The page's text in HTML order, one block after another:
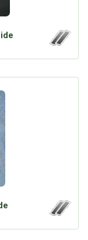
Tauschbu↔de
Tagwolke